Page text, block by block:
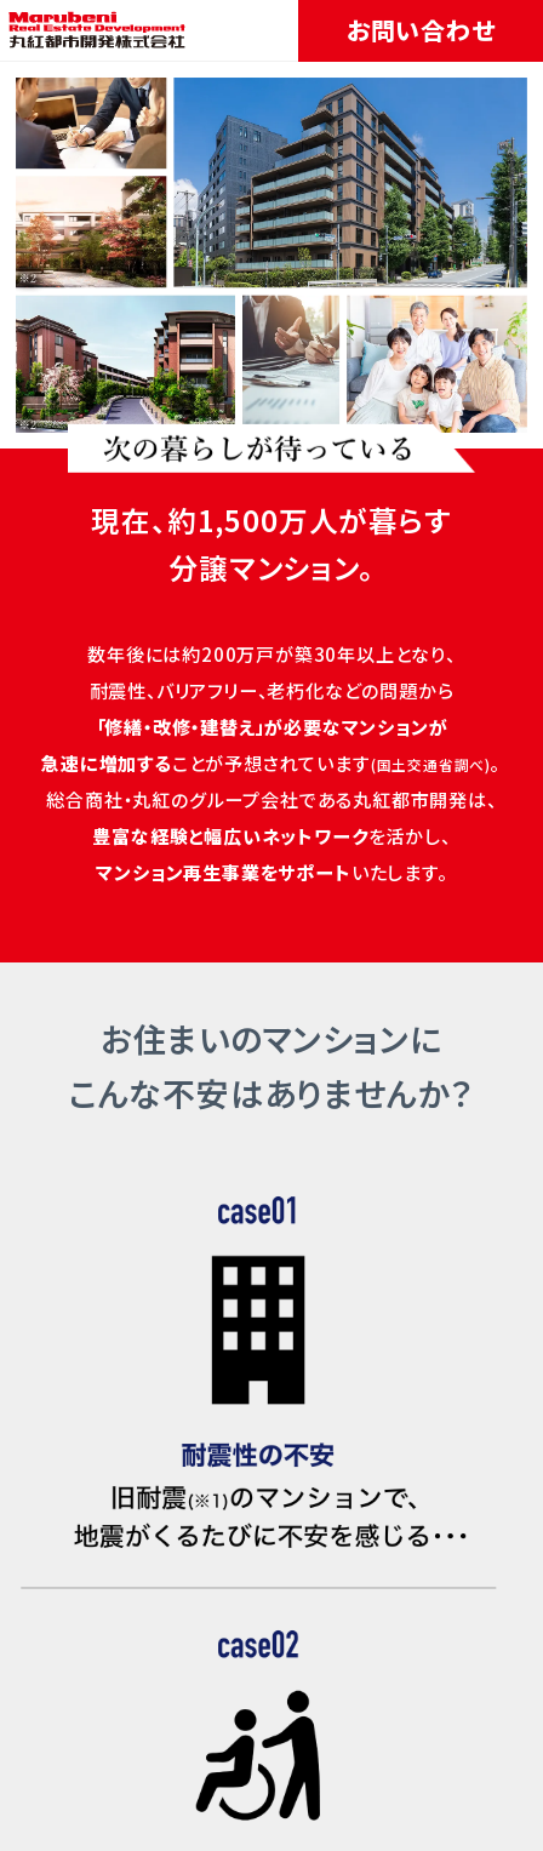
お問い合わせ
現在、約1,500万人が暮らす
分譲マンション。
数年後には約200万戸が築30年以上となり、
耐震性、バリアフリー、老朽化などの問題から
「修繕・改修・建替え」が必要なマンションが
急速に増加することが予想されています(国土交通省調べ)｡
総合商社・丸紅のグループ会社である丸紅都市開発は、
豊富な経験と幅広いネットワークを活かし、
マンション再生事業をサポートいたします。
お住まいのマンションに
こんな不安はありませんか？